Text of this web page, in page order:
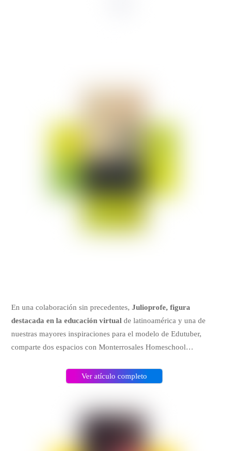
En una colaboración sin precedentes,Julioprofe, figura
destacada en la educación virtual de latinoamérica y una de
nuestras mayores inspiraciones para el modelo de Edutuber,
comparte dos espacios con Monterrosales Homeschool…
Ver atículo completo